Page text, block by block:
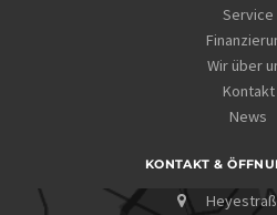
Service
Wir über
Kontakt
News
KONTAKT &